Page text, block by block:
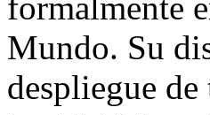
formalmente
Mundo. Su
despliegue